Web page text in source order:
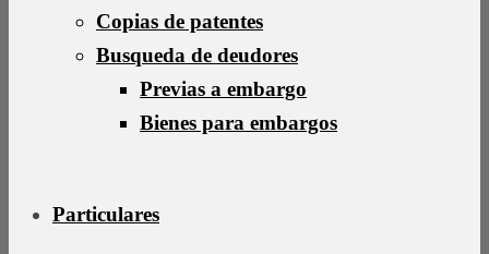
Copias de patentes
Busqueda de deudores
Previas a embargo
Bienes para embargos
Particulares